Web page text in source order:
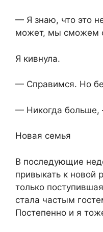
— Я знаю, что это
может, мы сможем
Я кивнула.
— Справимся. Но
— Никогда
Новая семья
В последующие
привыкать к новой
только
стала частым
Постепенно и я